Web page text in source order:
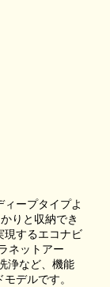
ープタイプよ
りと収納でき
現するエコナビ
ネットアー
浄など、機能
デルです。